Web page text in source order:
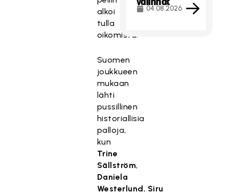
alkoi
tulla
oikomista.
Suomen
joukkueen
mukaan
lähti
pussillinen
historiallisia
palloja,
kun
Trine
Sällström,
Daniela
Westerlund, Siru
04.08.2026